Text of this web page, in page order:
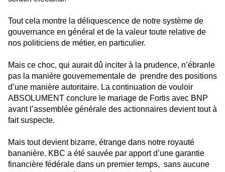
Tout cela montre la déliquescence de notre système de
gouvernance en général et de la valeur toute relative de
nos politiciens de métier, en particulier.
Mais ce choc, qui aurait dû inciter à la prudence, n’ébranle
pas la manière gouvernementale de prendre des positions
d’une manière autoritaire. La continuation de vouloir
ABSOLUMENT conclure le mariage de Fortis avec BNP
avant l’assemblée générale des actionnaires devient tout à
fait suspecte.
Mais tout devient bizarre, étrange dans notre royauté
bananière. KBC a été sauvée par apport d’une garantie
financière fédérale dans un premier temps, sans aucune